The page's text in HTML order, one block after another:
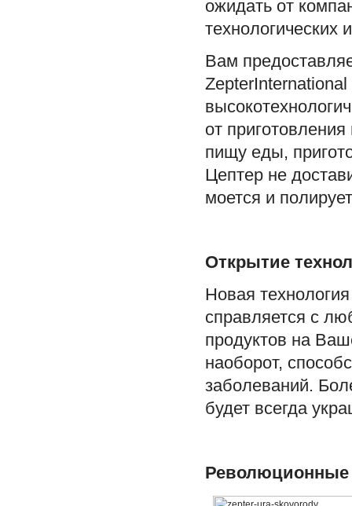
ожидать от
технологических
Вам
ZepterInternational
от
пищу еды,
Цептер не
моется и
Открытие
Новая
справляется с
продуктов на
наоборот,
заболеваний.
будет всегда
Революционные